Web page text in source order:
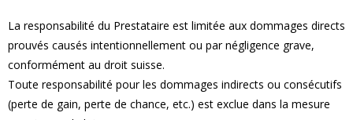
La responsabilité du Prestataire est limitée aux dommages directs
prouvés causés intentionnellement ou par négligence grave,
conformément au droit suisse.
Toute responsabilité pour les dommages indirects ou consécutifs
(perte de gain, perte de chance, etc.) est exclue dans la mesure